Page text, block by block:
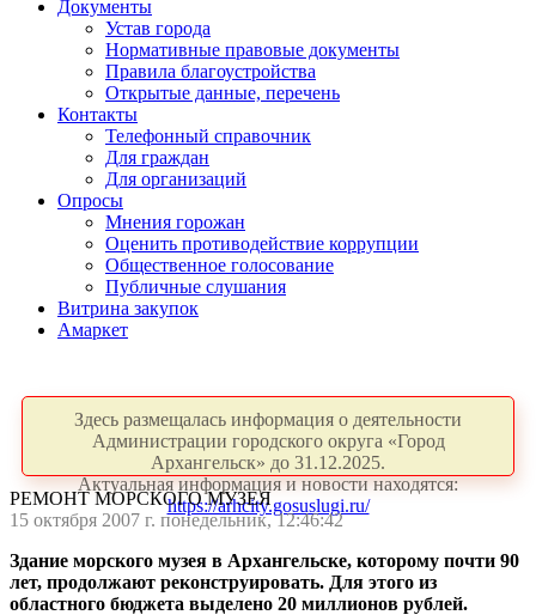
Документы
Устав города
Нормативные правовые документы
Правила благоустройства
Открытые данные, перечень
Контакты
Телефонный справочник
Для граждан
Для организаций
Опросы
Мнения горожан
Оценить противодействие коррупции
Общественное голосование
Публичные слушания
Витрина закупок
Амаркет
Здесь размещалась информация о деятельности
Администрации городского округа «Город
Архангельск» до 31.12.2025.
Актуальная информация и новости находятся:
https://arhcity.gosuslugi.ru/
РЕМОНТ МОРСКОГО МУЗЕЯ
15 октября 2007 г. понедельник, 12:46:42
Здание морского музея в Архангельске, которому почти 90
лет, продолжают реконструировать. Для этого из
областного бюджета выделено 20 миллионов рублей.